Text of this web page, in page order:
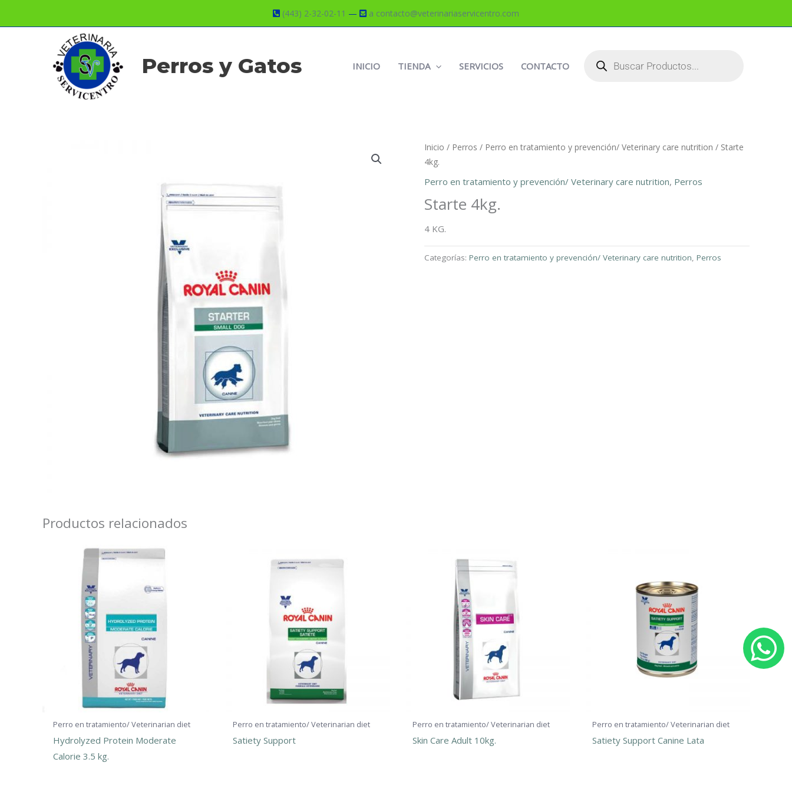
(443) 2-32-02-11 — a contacto@veterinariaservicentro.com
Perros y Gatos INICIO TIENDA SERVICIOS CONTACTO PRODUCTOS
Inicio / Perros / Perro en tratamiento y prevención/ Veterinary care nutrition / Starte
4kg.
Perro en tratamiento y prevención/ Veterinary care nutrition, Perros
Starte 4kg.
4 KG.
Categorías: Perro en tratamiento y prevención/ Veterinary care nutrition Perros
Productos relacionados
Perro en tratamiento/ Veterinarian diet
Hydrolyzed Protein Moderate
Calorie 3.5 kg.
Perro en tratamiento/ Veterinarian diet
Satiety Support
Perro en tratamiento/ Veterinarian diet
Skin Care Adult 10kg.
Perro en tratamiento/ Veterinarian diet
Satiety Support Canine Lata
W
h